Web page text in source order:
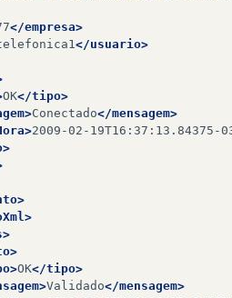
String
String ordemServico
String
String hora;
this
return
ordemServico
</empresa>
</usuario>
OK</tipo>
Conectado</mensagem>
2009-02-19T16:37:13.84375-
OK</tipo>
Validado</mensagem>